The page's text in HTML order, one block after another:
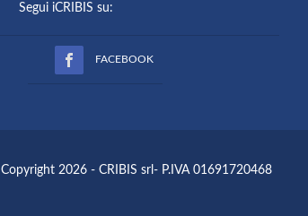
Segui iCRIBIS su:
FACEBOOK
Copyright 2026 - CRIBIS srl- P.IVA 01691720468